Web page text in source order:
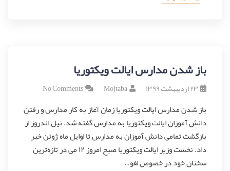
باز شدن مدارس ایالت ویکتوریا
۲۳ اردیبهشت ۱۳۹۹ Mojtaba
No Comments
باز شدن مدارس ایالت ویکتوریا زمان آغاز به کار مدارس و رفتن
دانش آموزان ایالت ویکتوریا به مدارس گفته شد. نیل اندروز از
بازگشت تمامی دانش آموزان به مدارس تا اوایل ماه ژوئن خبر
داد. نخست وزیر ایالت ویکتوریا صبح امروز ۱۲ می در تازه‌ترین
سخنان خود در خصوص لغو…